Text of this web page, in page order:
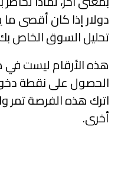
دولار إذا كان أقصى
تحليل السوق الخاص بك صحيحًا
هذه الأرقام ليست
الحصول على نقطة
اترك هذه الفرصة تمر
أخرى.